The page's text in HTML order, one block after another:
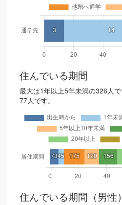
住んでいる期間
最大は1年以上5年未満の326人
77人です。
住んでいる期間（男性）